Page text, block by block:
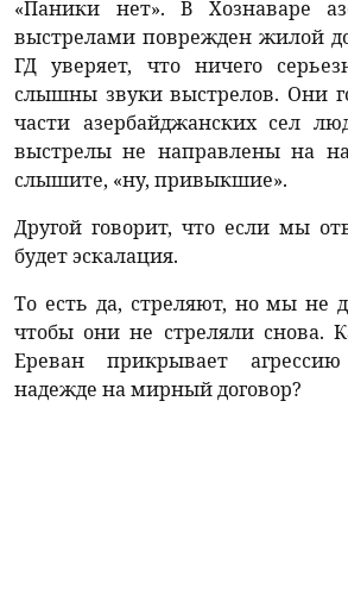
«Паники нет». В Хознаваре
выстрелами поврежден жилой
ГД уверяет, что ничего
слышны звуки выстрелов. Они
части азербайджанских сел
выстрелы не направлены на
слышите, «ну, привыкшие».
Другой говорит, что если мы
будет эскалация.
То есть да, стреляют, но мы не
чтобы они не стреляли снова.
Ереван прикрывает
надежде на мирный договор?